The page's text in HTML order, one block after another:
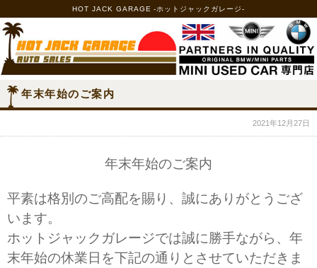
HOT JACK GARAGE -ホットジャックガレージ-
年末年始のご案内
2021年12月27日
年末年始のご案内
平素は格別のご高配を賜り、誠にありがとうござ
います。
ホットジャックガレージでは誠に勝手ながら、年
末年始の休業日を下記の通りとさせていただきま